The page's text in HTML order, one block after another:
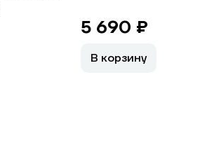
5 690 ₽
В корзину